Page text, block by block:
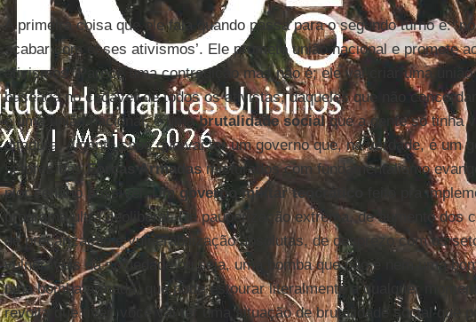
A primeira coisa que ele fala quando passa para o segundo turno é:
acabar com esses ativismos’. Ele promete união nacional e promete
ativismos. Parece uma contradição mas não é; ele vai criar uma união
baseada no cadáver de todos os ativistas, daqueles que não
é uma união nacional, é umabrutalidade socialque a gente só tinha
ditadura. A gente sabe que vai ter um governo que, na verdade, é um
setores dasForças Armadasmisturados com fundamentalismo
pior cenário possível. Umgoverno militar teocrático
feito pra
programa ultra neoliberal. De pauperização extrema, de aumento dos
de precarização e vulnerabilização absolutas, de desprezo com os
vulneráveis da sociedade ou seja, uma bomba que não é nem uma
uma bomba armada, que pode estourar literalmente a qualquer
revolta que tiver, você vai ter uma situação de brutalidade social que